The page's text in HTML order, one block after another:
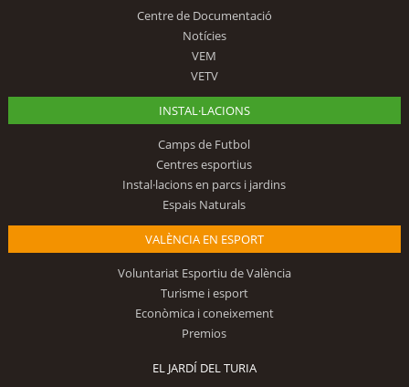
Centre de Documentació
Notícies
VEM
VETV
INSTAL·LACIONS
Camps de Futbol
Centres esportius
Instal·lacions en parcs i jardins
Espais Naturals
VALÈNCIA EN ESPORT
Voluntariat Esportiu de València
Turisme i esport
Econòmica i coneixement
Premios
EL JARDÍ DEL TURIA